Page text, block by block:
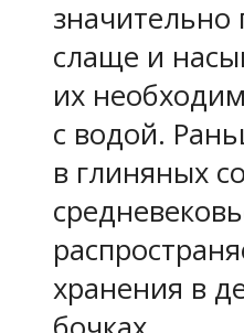
значительно
слаще и
их
с водой.
в глиняных
хранения в